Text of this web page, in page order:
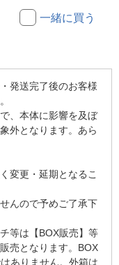
一緒に買う
発送完了後のお客様
、本体に影響を及ぼ
外となります。あら
変更・延期となるこ
んので予めご了承下
等は【BOX販売】等
売となります。BOX
ありません。外箱は